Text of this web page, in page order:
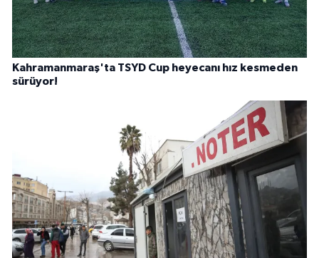
Kahramanmaraş'ta TSYD Cup heyecanı hız kesmeden
sürüyor!